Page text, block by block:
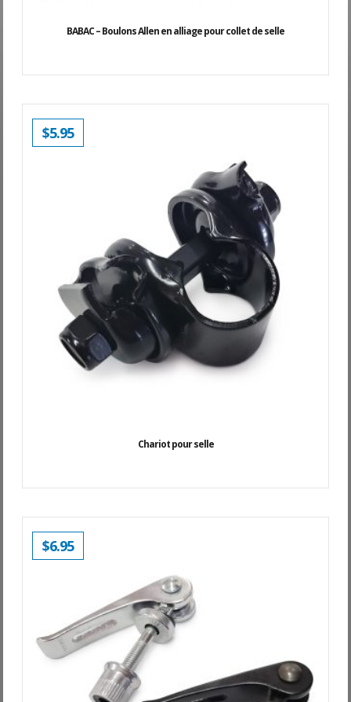
BABAC – Boulons Allen en alliage pour collet de selle
Chariot pour selle
$5.95
$6.95